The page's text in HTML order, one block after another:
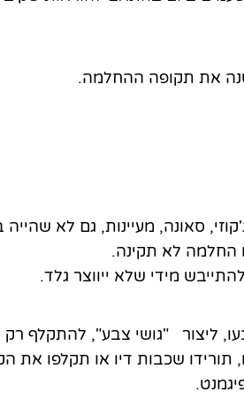
את תקופה ההחלמה.
סאונה, מעיינות, גם לא
החלמה לא תקינה.
מידי שלא ייווצר גלד.
ליצור "גושי צבע", להתקלף רק
שכבות דיו או תקלפו את